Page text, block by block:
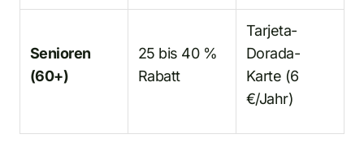
Senioren
(60+)
25 bis 40 %
Rabatt
Tarjeta-
Dorada-
Karte (6
€/Jahr)